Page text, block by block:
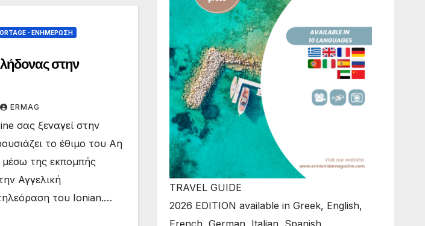
- EΝΗΜΈΡΩΣΗ
στην
ERMAG
σας ξεναγεί στην
το έθιμο του Αη
της εκπομπής
Αγγελική
του Ionian.…
TRAVEL GUIDE
2026 EDITION available in Greek, English,
French, German, Italian, Spanish,